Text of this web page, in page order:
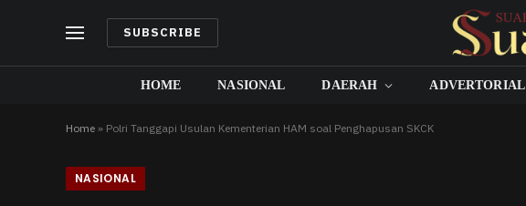
SUBSCRIBE
HOME NASIONAL DAERAH ADVERTORIAL
Home » Polri Tanggapi Usulan Kementerian HAM soal Penghapusan SKCK
NASIONAL